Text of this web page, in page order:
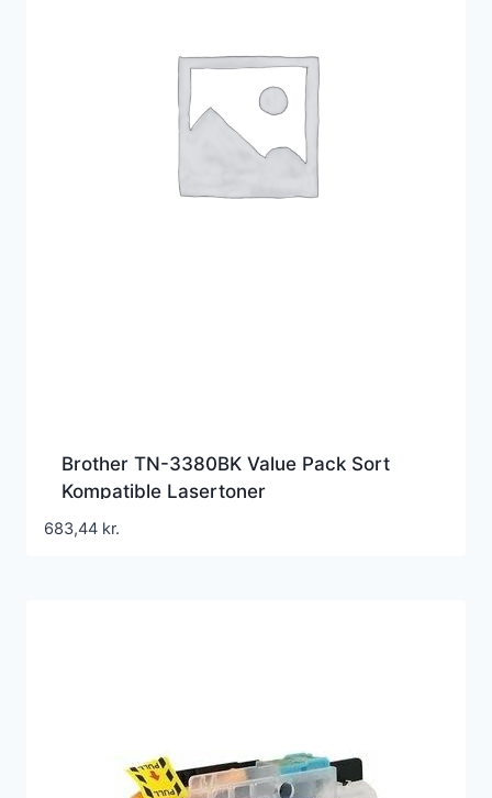
Brother TN-3380BK Value Pack Sort
Kompatible Lasertoner
683,44 kr.